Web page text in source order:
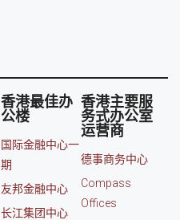
香港最佳办
公楼
国际金融中心一
期
友邦金融中心
长江集团中心
香港主要服
务式办公室
运营商
德事商务中心
Compass
Offices